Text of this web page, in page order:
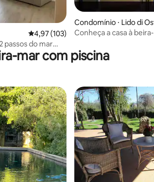
avaliações4,97 de uma avaliação média de 5, 103
4,97 (103)
passos do mar
Condomínio ⋅ Lido di
Conheça a casa à
mar com piscina